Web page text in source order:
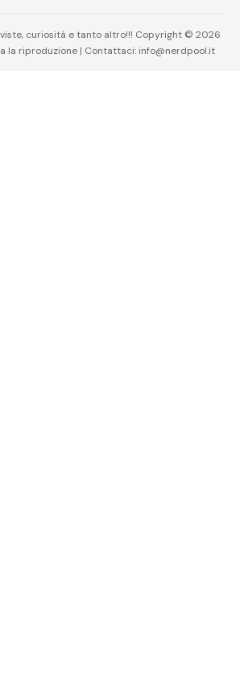
curiosità e tanto altro!!! Copyright © 2026
la riproduzione | Contattaci: info@nerdpool.it